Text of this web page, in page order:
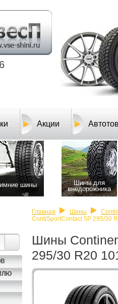
Акции
шины
Шины для
внедорожника
Главная Шины
ContiSportContact 5P 295/30
Шины
295/30 R20